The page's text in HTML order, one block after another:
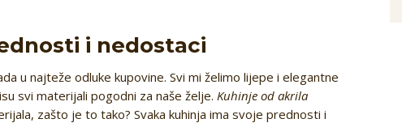
i nedostaci
u najteže odluke kupovine. Svi mi želimo lijepe i elegantne
svi materijali pogodni za naše želje. Kuhinje od akrila
zašto je to tako? Svaka kuhinja ima svoje prednosti i